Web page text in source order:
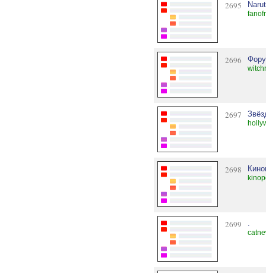
2695
2696
2697
2698
2699 .